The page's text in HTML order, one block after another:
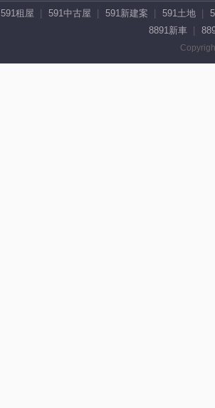
591租屋 591中古屋 591新建案 591土地
8891新車